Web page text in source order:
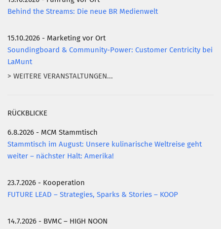
Behind the Streams: Die neue BR Medienwelt
15.10.2026 - Marketing vor Ort
Soundingboard & Community-Power: Customer Centricity bei
LaMunt
> WEITERE VERANSTALTUNGEN...
RÜCKBLICKE
6.8.2026 - MCM Stammtisch
Stammtisch im August: Unsere kulinarische Weltreise geht
weiter – nächster Halt: Amerika!
23.7.2026 - Kooperation
FUTURE LEAD – Strategies, Sparks & Stories – KOOP
14.7.2026 - BVMC – HIGH NOON